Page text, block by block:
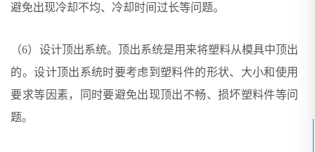
避免出现冷却不均、冷却时间过长等问题。
（6）设计顶出系统。顶出系统是用来将塑料从模具中顶出
的。设计顶出系统时要考虑到塑料件的形状、大小和使用
要求等因素，同时要避免出现顶出不畅、损坏塑料件等问
题。